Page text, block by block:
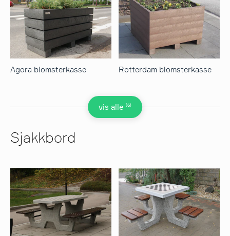
vis alle (6)
Agora blomsterkasse Rotterdam blomsterkasse
Sjakkbord